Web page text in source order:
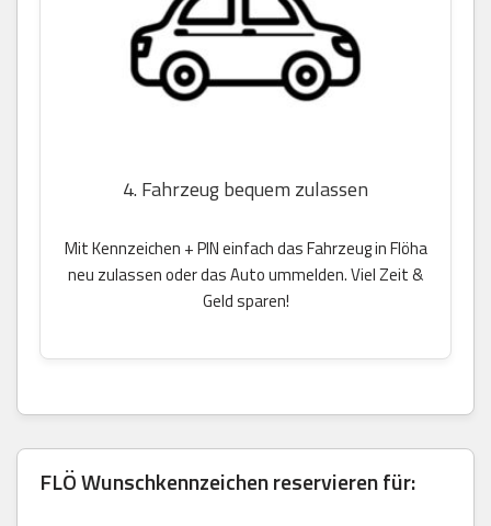
4. Fahrzeug bequem zulassen
Mit Kennzeichen + PIN einfach das Fahrzeug in Flöha
neu zulassen oder das Auto ummelden. Viel Zeit &
Geld sparen!
FLÖ Wunschkennzeichen reservieren für: